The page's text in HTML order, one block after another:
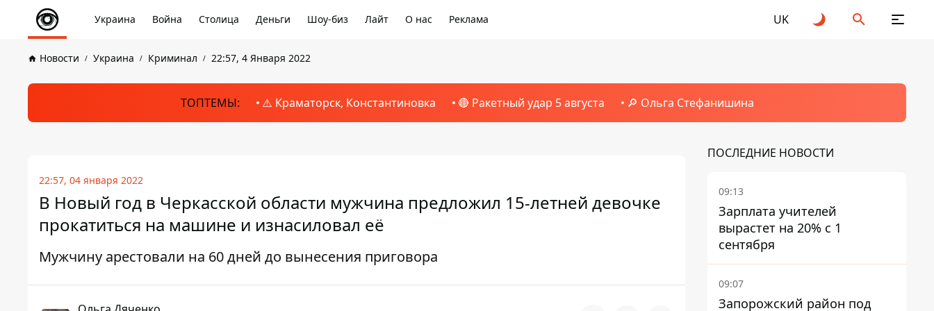
Украина Война Столица Деньги Шоу-биз Лайт О нас Реклама UK
Новости Украина Криминал 22:57, 4 Января 2022
ТОПТЕМЫ: ⚠️ Краматорск, Константиновка 🔴 Ракетный удар 5 августа 🔎 Ольга Стефанишина
22:57, 04 января 2022
В Новый год в Черкасской области мужчина предложил 15-летней девочке
прокатиться на машине и изнасиловал её
Мужчину арестовали на 60 дней до вынесения приговора
ПОСЛЕДНИЕ НОВОСТИ
09:13
Зарплата учителей
вырастет на 20% с 1
сентября
09:07
Запорожский район под